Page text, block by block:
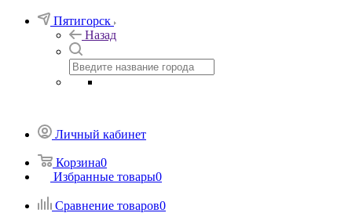
Пятигорск
Назад
Личный кабинет
Корзина0
Избранные товары0
Сравнение товаров0